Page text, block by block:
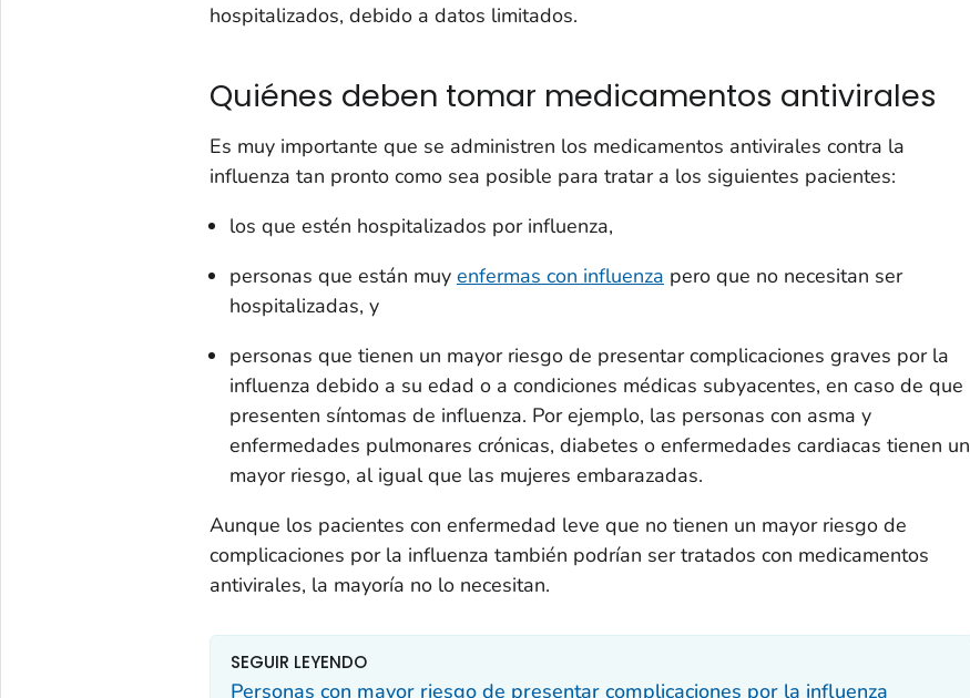
hospitalizados, debido a datos limitados.
Quiénes deben tomar medicamentos antivirales
Es muy importante que se administren los medicamentos antivirales contra la
influenza tan pronto como sea posible para tratar a los siguientes pacientes:
los que estén hospitalizados por influenza,
personas que están muy enfermas con influenza pero que no necesitan ser
hospitalizadas, y
personas que tienen un mayor riesgo de presentar complicaciones graves por la
influenza debido a su edad o a condiciones médicas subyacentes, en caso de que
presenten síntomas de influenza. Por ejemplo, las personas con asma y
enfermedades pulmonares crónicas, diabetes o enfermedades cardiacas tienen un
mayor riesgo, al igual que las mujeres embarazadas.
Aunque los pacientes con enfermedad leve que no tienen un mayor riesgo de
complicaciones por la influenza también podrían ser tratados con medicamentos
antivirales, la mayoría no lo necesitan.
SEGUIR LEYENDO
Personas con mayor riesgo de presentar complicaciones por la influenza